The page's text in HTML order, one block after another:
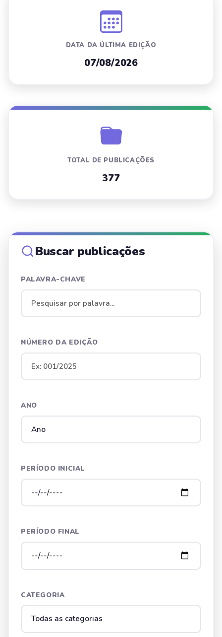
DATA DA ÚLTIMA EDIÇÃO
07/08/2026
TOTAL DE PUBLICAÇÕES
377
Buscar publicações
PALAVRA-CHAVE
NÚMERO DA EDIÇÃO
ANO
PERÍODO INICIAL
PERÍODO FINAL
CATEGORIA